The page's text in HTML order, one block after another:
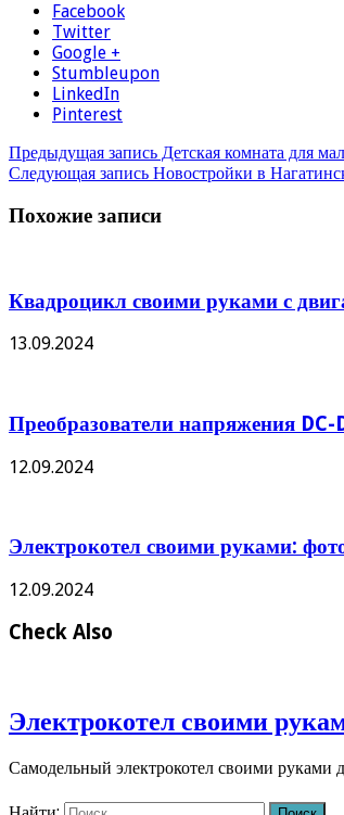
Facebook
Twitter
Google +
Stumbleupon
LinkedIn
Pinterest
Предыдущая запись Детская комната для
Следующая запись Новостройки в
Похожие записи
Квадроцикл своими руками с
13.09.2024
Преобразователи напряжения
12.09.2024
Электрокотел своими руками:
12.09.2024
Check Also
Электрокотел своими
Самодельный электрокотел своими